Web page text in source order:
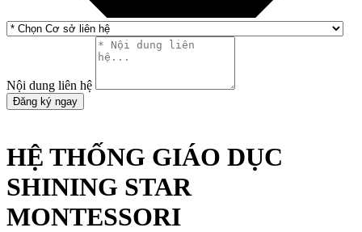
Nội dung liên hệ
Đăng ký ngay
HỆ THỐNG GIÁO DỤC
SHINING STAR
MONTESSORI